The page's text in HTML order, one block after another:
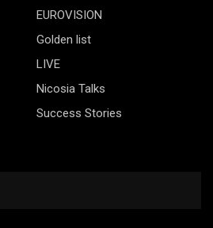
EUROVISION
Golden list
LIVE
Nicosia Talks
Success Stories